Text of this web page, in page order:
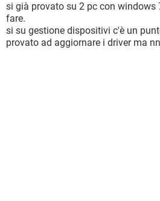
si già provato su 2 pc con windows
fare.
si su gestione dispositivi c'è un
provato ad aggiornare i driver ma